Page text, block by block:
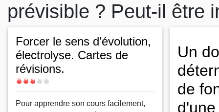
prévisible ? Peut-il être
Forcer le sens d'évolution,
électrolyse. Cartes de
révisions.
Difficulté
Body
Pour apprendre son cours facilement,
Un
de